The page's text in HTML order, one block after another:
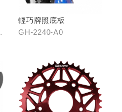
輕巧牌照底板
GH-2240-A0